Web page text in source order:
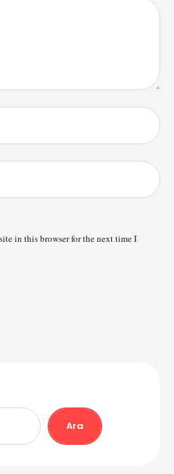
in this browser for the next time I
Ara